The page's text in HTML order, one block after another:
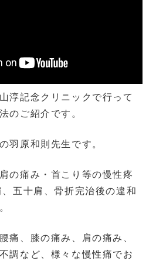
淳記念クリニックで行って
のご紹介です。
羽原和則先生です。
の痛み・首こり等の慢性疼
五十肩、骨折完治後の違和
痛、膝の痛み、肩の痛み、
調など、様々な慢性痛でお